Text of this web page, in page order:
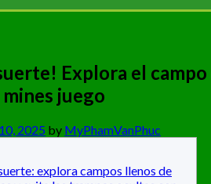
Explora el
juego
2025 by MyPhamVanPhuc
explora campos llenos de